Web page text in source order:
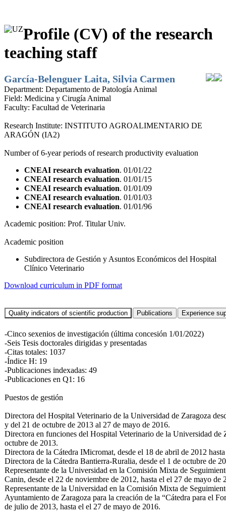
Profile (CV) of the research
teaching staff
García-Belenguer Laita, Silvia Carmen
Department: Departamento de Patología Animal
Field: Medicina y Cirugía Animal
Faculty: Facultad de Veterinaria
Research Institute: INSTITUTO AGROALIMENTARIO DE
ARAGÓN (IA2)
Number of 6-year periods of research productivity evaluation
CNEAI research evaluation. 01/01/22
CNEAI research evaluation. 01/01/15
CNEAI research evaluation. 01/01/09
CNEAI research evaluation. 01/01/03
CNEAI research evaluation. 01/01/96
Academic position: Prof. Titular Univ.
Academic position
Subdirectora de Gestión y Asuntos Económicos del Hospital
Clínico Veterinario
Download curriculum in PDF format
-Cinco sexenios de investigación (última concesión 1/01/2022)
-Seis Tesis doctorales dirigidas y presentadas
-Citas totales: 1037
-Índice H: 19
-Publicaciones indexadas: 49
-Publicaciones en Q1: 16
Puestos de gestión
Directora del Hospital Veterinario de la Universidad de Zaragoza
y del 21 de octubre de 2013 al 27 de mayo de 2016.
Directora en funciones del Hospital Veterinario de la Universidad de
octubre de 2013.
Directora de la Cátedra IMicromat, desde el 18 de abril de 2012
Directora de la Cátedra Bantierra-Ruralia, desde el 1 de octubre de
Representante de la Universidad en la Comisión Mixta de
Canin, desde el 22 de noviembre de 2012, hasta el el 27 de mayo de
Representante de la Universidad en la Comisión Mixta de
Ayuntamiento de Zaragoza para la creación de la “Cátedra para el
de julio de 2013, hasta el el 27 de mayo de 2016.